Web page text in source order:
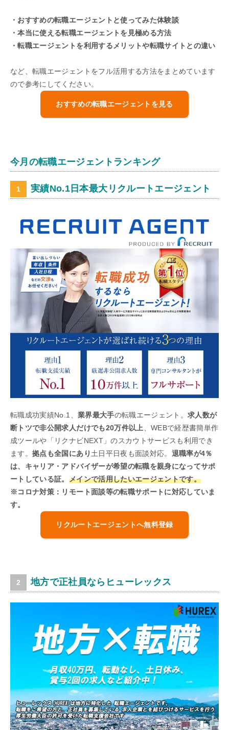
・おすすめの転職エージェントと使ってみた体験談
・本当に使える転職エージェントを見極める方法
・転職エージェントを利用するメリットや転職サイトとの違い
など、転職エージェントをフル活用する方法をまとめています
ので参考にしてください。
おすすめの転職エージェントを見る
今月の転職エージェントランキング
実績No.1日本最大リクルートエージェント
転職成功実績No.1、 業界最大手の転職エージェント。求人数が
断トツで非公開求人だけでも20万件以上
、WEBで経歴書簡単作
成ツールや「リクナビNEXT」のスカウトサービスも利用でき
ます。拠点も全国にあり 土日平日夜も面談対応。 退職率が4％
は、キャリア・アドバイザーが希望の転職を親身になってサポ
ートしている証。 メインで活用したいエージェントです。
※コロナ対策：リモート面談等の転職サポートに対応していま
す。
リクルートエージェントへ無料登録
地方で正社員ならヒューレックス